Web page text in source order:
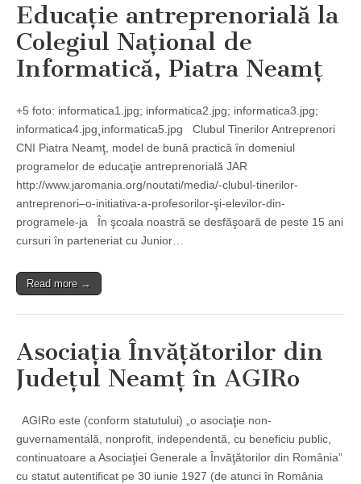
Educaţie antreprenorială la
Colegiul Naţional de
Informatică, Piatra Neamţ
+5 foto: informatica1.jpg; informatica2.jpg; informatica3.jpg;
informatica4.jpg¸informatica5.jpg Clubul Tinerilor Antreprenori
CNI Piatra Neamţ, model de bună practică ȋn domeniul
programelor de educaţie antreprenorială JAR
http://www.jaromania.org/noutati/media/-clubul-tinerilor-
antreprenori–o-initiativa-a-profesorilor-şi-elevilor-din-
programele-ja În şcoala noastră se desfăşoară de peste 15 ani
cursuri ȋn parteneriat cu Junior…
Read more →
Asociaţia Învăţătorilor din
Judeţul Neamţ în AGIRo
AGIRo este (conform statutului) „o asociaţie non-
guvernamentală, nonprofit, independentă, cu beneficiu public,
continuatoare a Asociaţiei Generale a Învăţătorilor din România”
cu statut autentificat pe 30 iunie 1927 (de atunci în România